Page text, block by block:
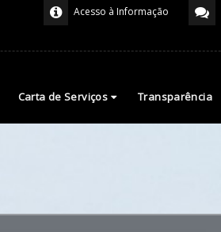
Acesso à Informação
Carta de Serviços Transparência